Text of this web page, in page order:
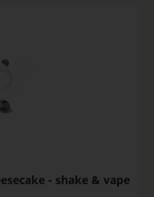
- shake & vape